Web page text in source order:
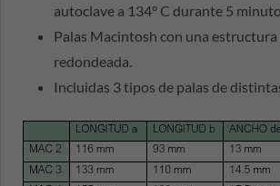
autoclave a 134° C durante 5
Palas Macintosh con una
redondeada.
Incluidas 3 tipos de palas de